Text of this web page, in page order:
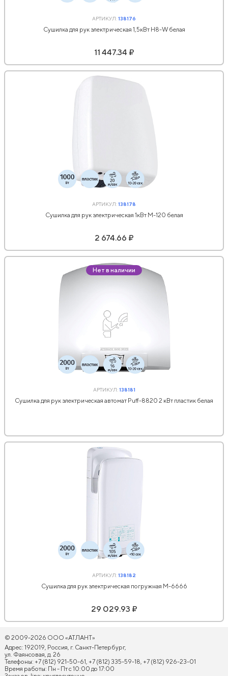
АРТИКУЛ:138176
Сушилка для рук электрическая 1,5кВт H8-W белая
11 447.34 ₽
АРТИКУЛ:138178
Сушилка для рук электрическая 1кВт M-120 белая
2 674.66 ₽
Нет в наличии
АРТИКУЛ:138181
Сушилка для рук электрическая автомат Puff-8820 2 кВт пластик белая
АРТИКУЛ:138182
Сушилка для рук электрическая погружная M-6666
29 029.93 ₽
© 2009-2026 ООО «АТЛАНТ»
Адрес: 192019, Россия, г. Санкт-Петербург,
ул. Фаянсовая, д. 26
Телефоны: +7 (812) 921-50-61, +7 (812) 335-59-18, +7 (812) 926-23-01
Время работы: Пн - Пт с 10:00 до 17:00